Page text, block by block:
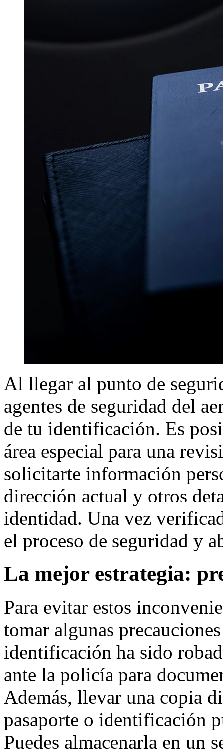
Al llegar al punto de
agentes de seguridad del
de tu identificación. Es
área especial para una
solicitarte información
dirección actual y otros
identidad. Una vez
el proceso de seguridad y
La mejor estrategia:
Para evitar estos
tomar algunas
identificación ha sido
ante la policía para
Además, llevar una copia
pasaporte o identificación
Puedes almacenarla en un